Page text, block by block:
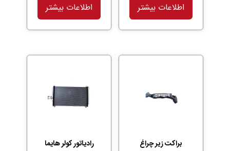
اطلاعات بیشتر اطلاعات بیشتر
براکت زیر چراغ
رادیاتور کولر هایما